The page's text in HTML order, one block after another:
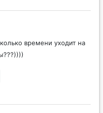
времени уходит на